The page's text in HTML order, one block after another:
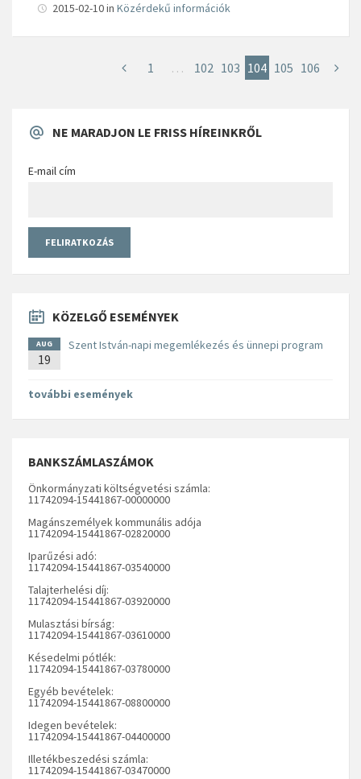
2015-02-10in Közérdekű információk
1 … 102 103 104 105 106
NE MARADJON LE FRISS HÍREINKRŐL
E-mail cím
KÖZELGŐ ESEMÉNYEK
AUG
19
Szent István-napi megemlékezés és ünnepi program
további események
BANKSZÁMLASZÁMOK
Önkormányzati költségvetési számla:
11742094-15441867-00000000
Magánszemélyek kommunális adója
11742094-15441867-02820000
Iparűzési adó:
11742094-15441867-03540000
Talajterhelési díj:
11742094-15441867-03920000
Mulasztási bírság:
11742094-15441867-03610000
Késedelmi pótlék:
11742094-15441867-03780000
Egyéb bevételek:
11742094-15441867-08800000
Idegen bevételek:
11742094-15441867-04400000
Illetékbeszedési számla:
11742094-15441867-03470000